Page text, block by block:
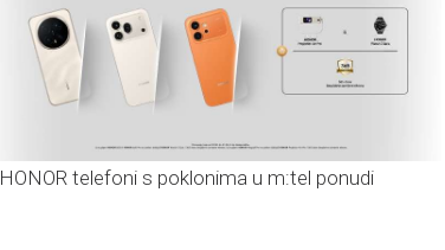
HONOR telefoni s poklonima u m:tel ponudi